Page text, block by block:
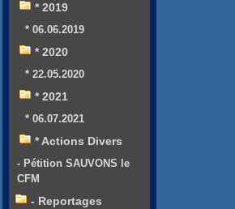
* 2019
* 06.06.2019
* 2020
* 22.05.2020
* 2021
* 06.07.2021
* Actions Divers
- Pétition SAUVONS le
CFM
- Reportages